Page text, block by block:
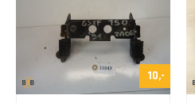
10,-